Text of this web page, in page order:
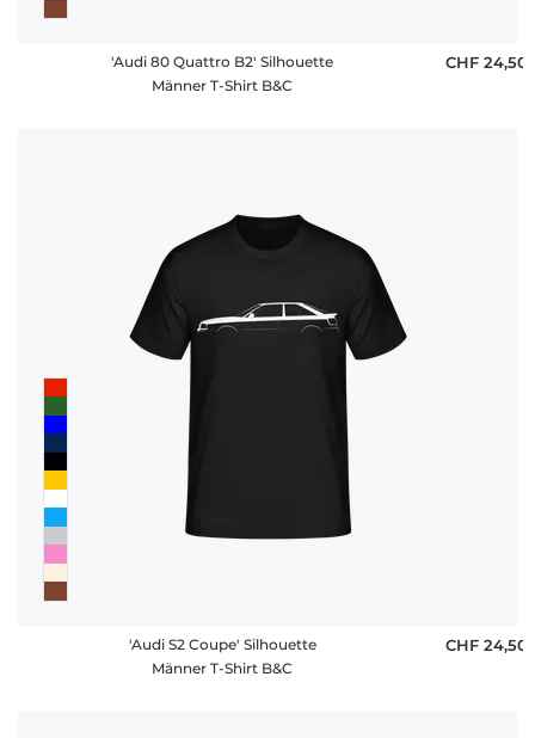
'Audi 80 Quattro B2' Silhouette
Männer T-Shirt B&C
CHF 24,50
'Audi S2 Coupe' Silhouette
Männer T-Shirt B&C
CHF 24,50